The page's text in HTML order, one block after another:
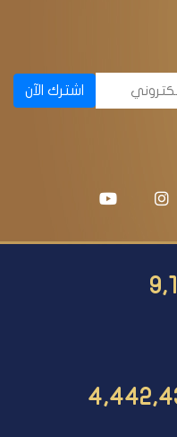
اشترك الآن